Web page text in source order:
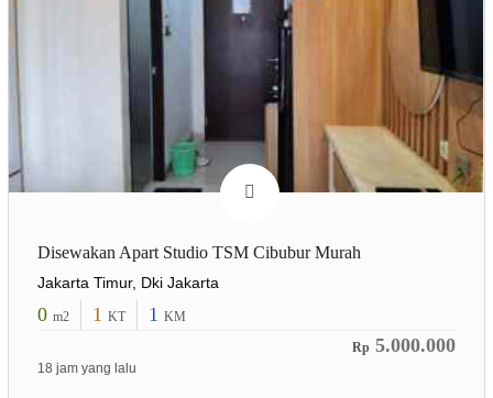
Disewakan Apart Studio TSM Cibubur Murah
Jakarta Timur, Dki Jakarta
0 m2 1 KT 1 KM
Rp 5.000.000
18 jam yang lalu